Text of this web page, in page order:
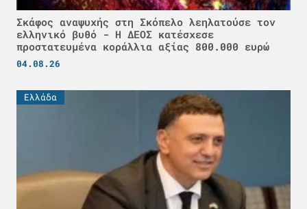
Σκάφος αναψυχής στη Σκόπελο λεηλατούσε τον
ελληνικό βυθό - H ΔΕΟΣ κατέσχεσε
προστατευμένα κοράλλια αξίας 800.000 ευρώ
04.08.26
Ελλάδα